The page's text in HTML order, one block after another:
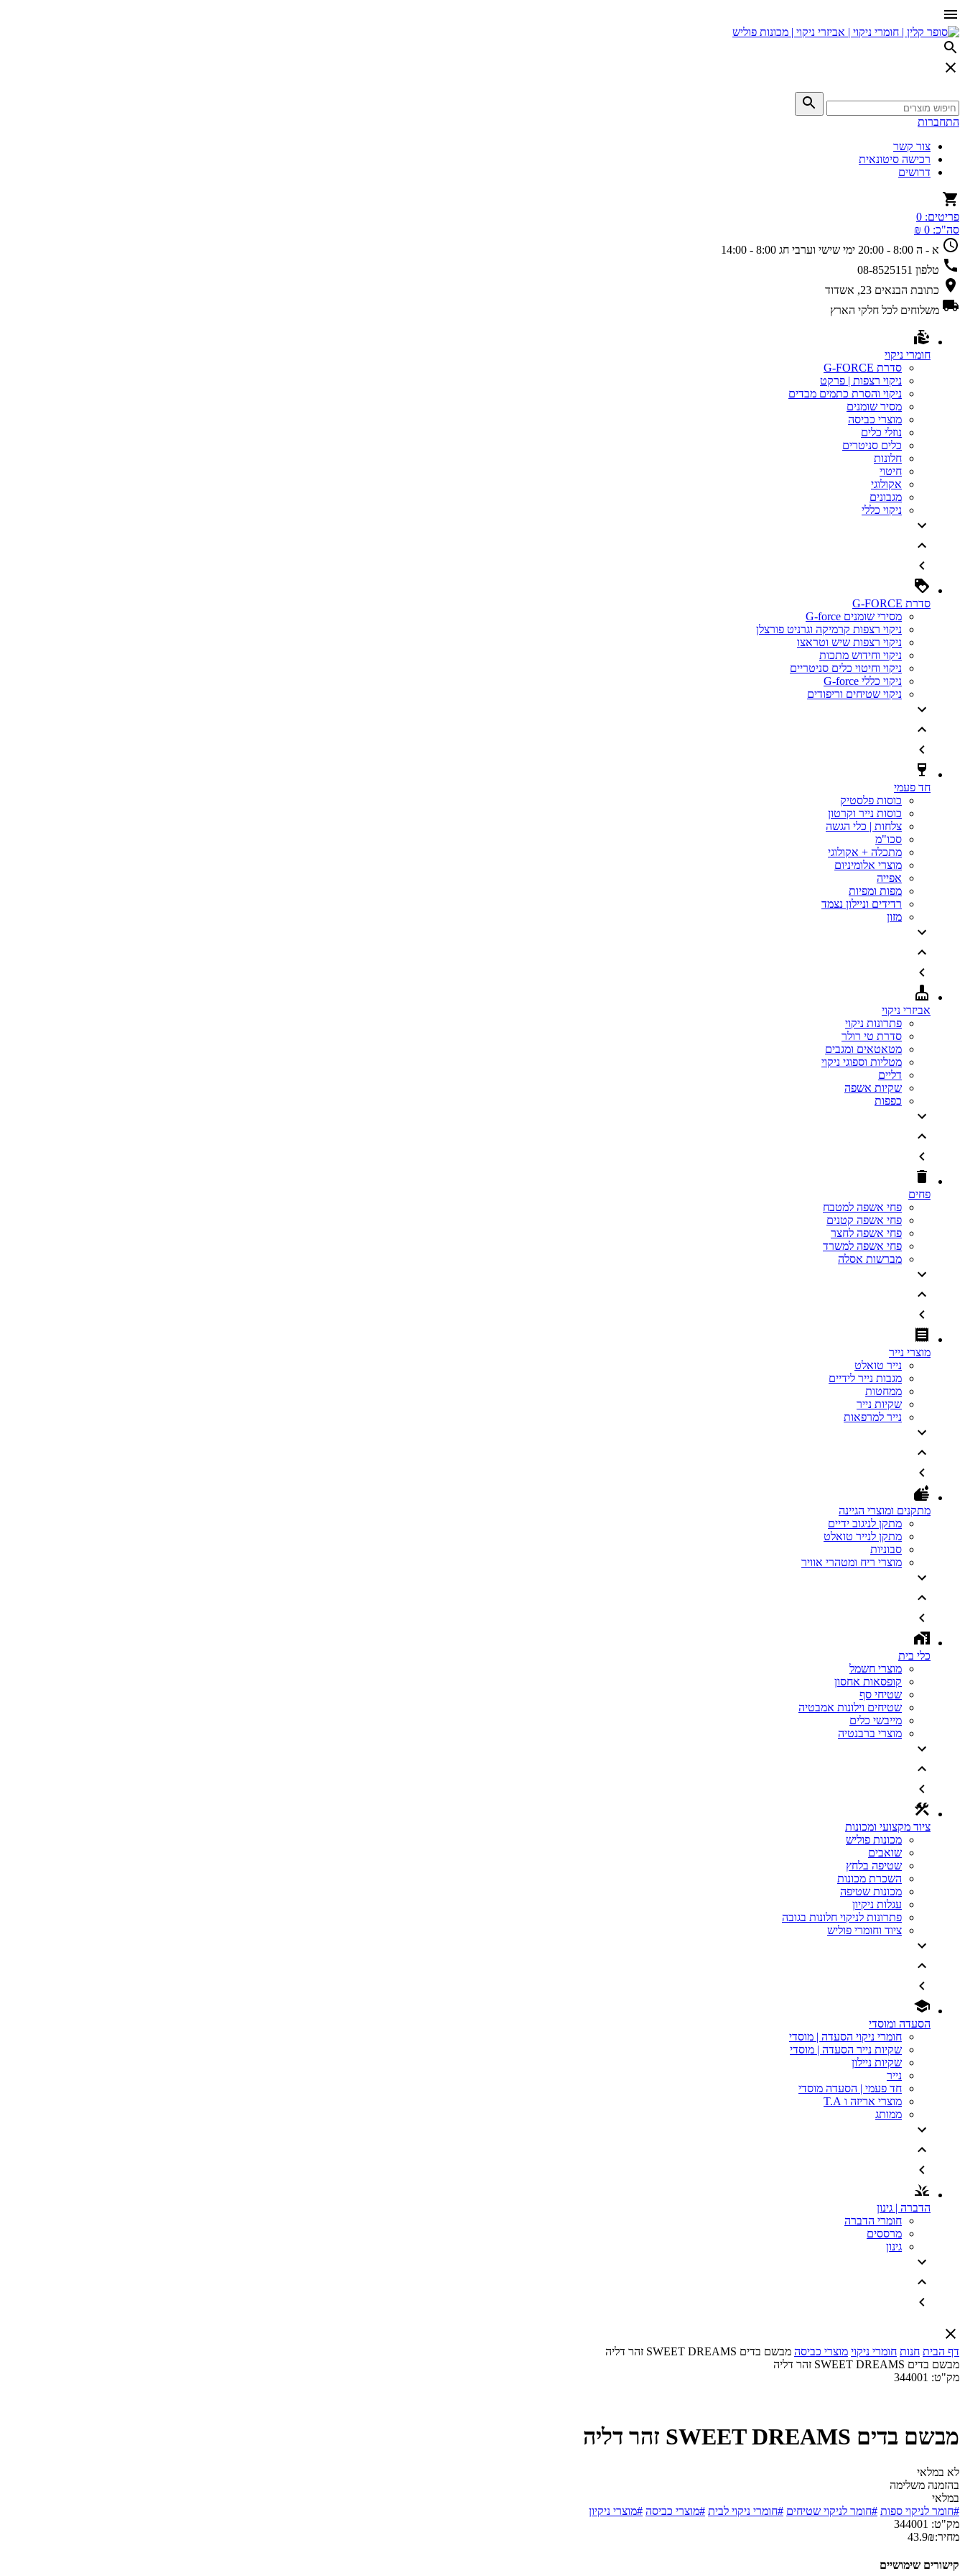
התחברות
צור קשר
רכישה סיטונאית
דרושים
פריטים: 0
סה"כ: 0 ₪
א - ה 8:00 - 20:00
ימי שישי וערבי חג 8:00 - 14:00
טלפון 08-8525151
כתובת הבנאים 23, אשדוד
משלוחים לכל חלקי הארץ
חומרי ניקוי
סדרת G-FORCE
ניקוי רצפות | פרקט
ניקוי והסרת כתמים מבדים
מסיר שומנים
מוצרי כביסה
נוזלי כלים
כלים סניטרים
חלונות
חיטוי
אקולוגי
מגבונים
ניקוי כללי
סדרת G-FORCE
מסירי שומנים G-force
ניקוי רצפות קרמיקה וגרניט פורצלן
ניקוי רצפות שיש וטראצו
ניקוי וחידוש מתכות
ניקוי וחיטוי כלים סניטריים
ניקוי כללי G-force
ניקוי שטיחים וריפודים
חד פעמי
כוסות פלסטיק
כוסות נייר וקרטון
צלחות | כלי הגשה
סכו"מ
מתכלה + אקולוגי
מוצרי אלומיניום
אפייה
מפות ומפיות
רדידים וניילון נצמד
מזון
אביזרי ניקוי
פתרונות ניקוי
סדרת טי רולר
מטאטאים ומגבים
מטליות וספוגי ניקוי
דליים
שקיות אשפה
כפפות
פחים
פחי אשפה למטבח
פחי אשפה קטנים
פחי אשפה לחצר
פחי אשפה למשרד
מברשות אסלה
מוצרי נייר
נייר טואלט
מגבות נייר לידיים
ממחטות
שקיות נייר
נייר למרפאות
מתקנים ומוצרי הגיינה
מתקן לניגוב ידיים
מתקן לנייר טואלט
סבוניות
מוצרי ריח ומטהרי אוויר
כלי בית
מוצרי חשמל
קופסאות אחסון
שטיחי סף
שטיחים וילונות אמבטיה
מייבשי כלים
מוצרי ברבנטיה
ציוד מקצועי ומכונות
מכונות פוליש
שואבים
שטיפה בלחץ
השכרת מכונות
מכונות שטיפה
עגלות ניקיון
פתרונות לניקוי חלונות בגובה
ציוד וחומרי פוליש
הסעדה ומוסדי
חומרי ניקוי הסעדה | מוסדי
שקיות נייר הסעדה | מוסדי
שקיות ניילון
נייר
חד פעמי | הסעדה מוסדי
מוצרי אריזה ו T.A
ממותג
הדברה | גינון
חומרי הדברה
מרססים
גינון
דף הבית חנות חומרי ניקוי מוצרי כביסה מבשם בדים SWEET DREAMS זהר דליה
מבשם בדים SWEET DREAMS זהר דליה
מק"ט: 344001
מבשם בדים SWEET DREAMS זהר דליה
לא במלאי
בהזמנה משלימה
במלאי
#חומר לניקוי ספות #חומר לניקוי שטיחים #חומרי ניקוי לבית #מוצרי כביסה #מוצרי ניקיון
מק"ט: 344001
מחיר:
43.9₪
קישורים שימושיים